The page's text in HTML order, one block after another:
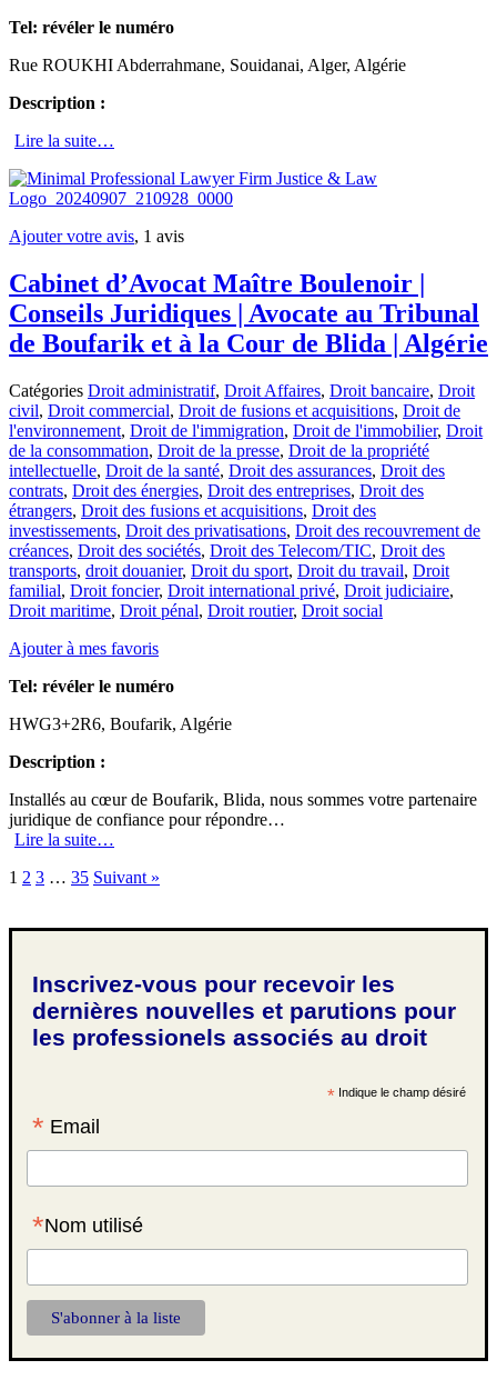
Tel: révéler le numéro
Rue ROUKHI Abderrahmane, Souidanai, Alger, Algérie
Description :
Lire la suite…
Ajouter votre avis, 1 avis
Cabinet d’Avocat Maître Boulenoir |
Conseils Juridiques | Avocate au Tribunal
de Boufarik et à la Cour de Blida | Algérie
Catégories Droit administratif, Droit Affaires, Droit bancaire, Droit
civil, Droit commercial, Droit de fusions et acquisitions, Droit de
l'environnement, Droit de l'immigration, Droit de l'immobilier, Droit
de la consommation, Droit de la presse, Droit de la propriété
intellectuelle, Droit de la santé, Droit des assurances, Droit des
contrats, Droit des énergies, Droit des entreprises, Droit des
étrangers, Droit des fusions et acquisitions, Droit des
investissements, Droit des privatisations, Droit des recouvrement de
créances, Droit des sociétés, Droit des Telecom/TIC, Droit des
transports, droit douanier, Droit du sport, Droit du travail, Droit
familial, Droit foncier, Droit international privé, Droit judiciaire,
Droit maritime, Droit pénal, Droit routier, Droit social
Ajouter à mes favoris
Tel: révéler le numéro
HWG3+2R6, Boufarik, Algérie
Description :
Installés au cœur de Boufarik, Blida, nous sommes votre partenaire
juridique de confiance pour répondre…
Lire la suite…
1 2 3 … 35 Suivant »
Inscrivez-vous pour recevoir les
dernières nouvelles et parutions pour
les professionels associés au droit
* Indique le champ désiré
* Email
*Nom utilisé